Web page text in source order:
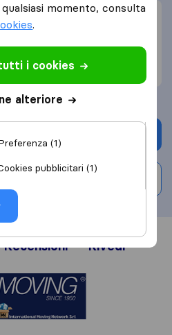
(1)
(1)
preventivo
Recensioni Rivedi
momento, consulta
.
i cookies
alteriore
(1)
pubblicitari (1)